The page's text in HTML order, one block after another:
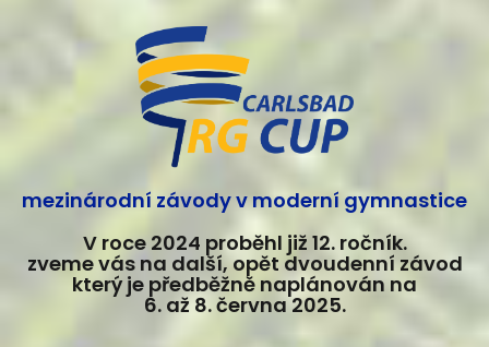
mezinárodní závody v moderní gymnastice
V roce 2024 proběhl již 12. ročník.
zveme vás na další, opět dvoudenní závod
který je předběžně naplánován na
6. až 8. června 2025.